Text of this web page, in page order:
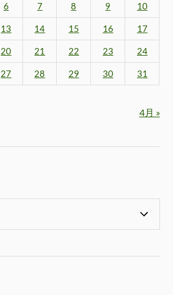
6 7 8 9 10
13 14 15 16 17
20 21 22 23 24
27 28 29 30 31
4月 »